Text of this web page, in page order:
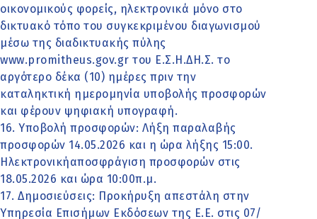
οικονομικούς φορείς, ηλεκτρονικά μόνο στο
δικτυακό τόπο του συγκεκριμένου διαγωνισμού
μέσω της διαδικτυακής πύλης
www.promitheus.gov.gr του Ε.Σ.Η.ΔΗ.Σ. το
αργότερο δέκα (10) ημέρες πριν την
καταληκτική ημερομηνία υποβολής προσφορών
και φέρουν ψηφιακή υπογραφή.
16. Υποβολή προσφορών: Λήξη παραλαβής
προσφορών 14.05.2026 και η ώρα λήξης 15:00.
Ηλεκτρονικήαποσφράγιση προσφορών στις
18.05.2026 και ώρα 10:00π.μ.
17. Δημοσιεύσεις: Προκήρυξη απεστάλη στην
Υπηρεσία Επισήμων Εκδόσεων της Ε.Ε. στις 07/